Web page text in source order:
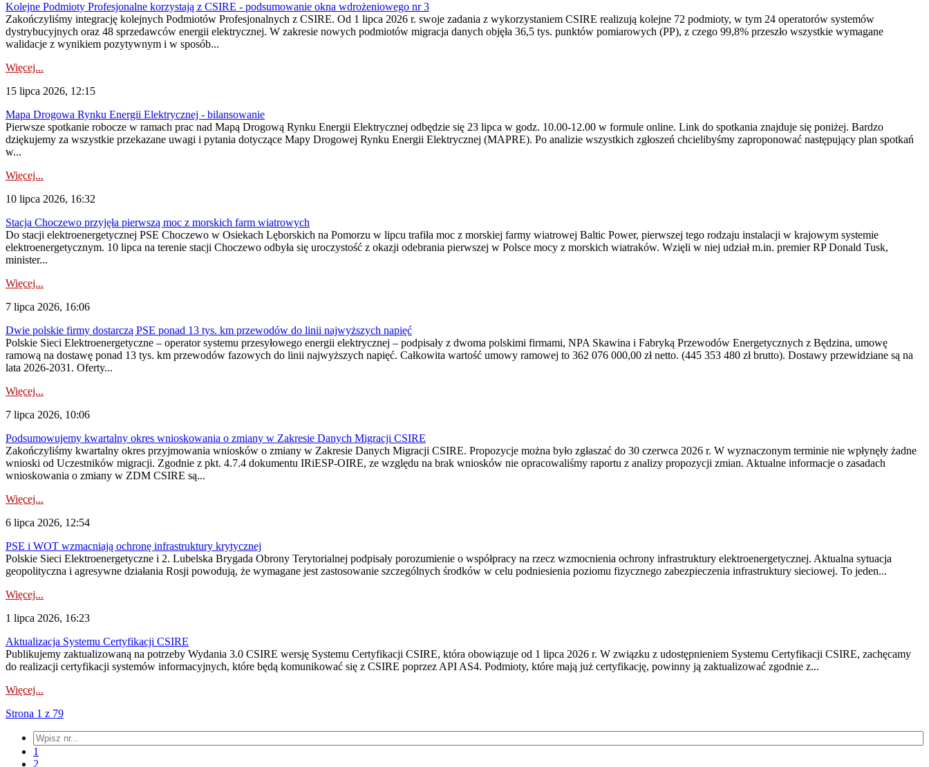
Kolejne Podmioty Profesjonalne korzystają z CSIRE - podsumowanie okna wdrożeniowego nr 3
Zakończyliśmy integrację kolejnych Podmiotów Profesjonalnych z CSIRE. Od 1 lipca 2026 r. swoje zadania z wykorzystaniem CSIRE realizują kolejne 72 podmioty, w tym 24 operatorów systemów
dystrybucyjnych oraz 48 sprzedawców energii elektrycznej. W zakresie nowych podmiotów migracja danych objęła 36,5 tys. punktów pomiarowych (PP), z czego 99,8% przeszło wszystkie wymagane
walidacje z wynikiem pozytywnym i w sposób...
Więcej...
15 lipca 2026, 12:15
Mapa Drogowa Rynku Energii Elektrycznej - bilansowanie
Pierwsze spotkanie robocze w ramach prac nad Mapą Drogową Rynku Energii Elektrycznej odbędzie się 23 lipca w godz. 10.00-12.00 w formule online. Link do spotkania znajduje się poniżej. Bardzo
dziękujemy za wszystkie przekazane uwagi i pytania dotyczące Mapy Drogowej Rynku Energii Elektrycznej (MAPRE). Po analizie wszystkich zgłoszeń chcielibyśmy zaproponować następujący plan spotkań
w...
Więcej...
10 lipca 2026, 16:32
Stacja Choczewo przyjęła pierwszą moc z morskich farm wiatrowych
Do stacji elektroenergetycznej PSE Choczewo w Osiekach Lęborskich na Pomorzu w lipcu trafiła moc z morskiej farmy wiatrowej Baltic Power, pierwszej tego rodzaju instalacji w krajowym systemie
elektroenergetycznym. 10 lipca na terenie stacji Choczewo odbyła się uroczystość z okazji odebrania pierwszej w Polsce mocy z morskich wiatraków. Wzięli w niej udział m.in. premier RP Donald Tusk,
minister...
Więcej...
7 lipca 2026, 16:06
Dwie polskie firmy dostarczą PSE ponad 13 tys. km przewodów do linii najwyższych napięć
Polskie Sieci Elektroenergetyczne – operator systemu przesyłowego energii elektrycznej – podpisały z dwoma polskimi firmami, NPA Skawina i Fabryką Przewodów Energetycznych z Będzina, umowę
ramową na dostawę ponad 13 tys. km przewodów fazowych do linii najwyższych napięć. Całkowita wartość umowy ramowej to 362 076 000,00 zł netto. (445 353 480 zł brutto). Dostawy przewidziane są na
lata 2026-2031. Oferty...
Więcej...
7 lipca 2026, 10:06
Podsumowujemy kwartalny okres wnioskowania o zmiany w Zakresie Danych Migracji CSIRE
Zakończyliśmy kwartalny okres przyjmowania wniosków o zmiany w Zakresie Danych Migracji CSIRE. Propozycje można było zgłaszać do 30 czerwca 2026 r. W wyznaczonym terminie nie wpłynęły żadne
wnioski od Uczestników migracji. Zgodnie z pkt. 4.7.4 dokumentu IRiESP-OIRE, ze względu na brak wniosków nie opracowaliśmy raportu z analizy propozycji zmian. Aktualne informacje o zasadach
wnioskowania o zmiany w ZDM CSIRE są...
Więcej...
6 lipca 2026, 12:54
PSE i WOT wzmacniają ochronę infrastruktury krytycznej
Polskie Sieci Elektroenergetyczne i 2. Lubelska Brygada Obrony Terytorialnej podpisały porozumienie o współpracy na rzecz wzmocnienia ochrony infrastruktury elektroenergetycznej. Aktualna sytuacja
geopolityczna i agresywne działania Rosji powodują, że wymagane jest zastosowanie szczególnych środków w celu podniesienia poziomu fizycznego zabezpieczenia infrastruktury sieciowej. To jeden...
Więcej...
1 lipca 2026, 16:23
Aktualizacja Systemu Certyfikacji CSIRE
Publikujemy zaktualizowaną na potrzeby Wydania 3.0 CSIRE wersję Systemu Certyfikacji CSIRE, która obowiązuje od 1 lipca 2026 r. W związku z udostępnieniem Systemu Certyfikacji CSIRE, zachęcamy
do realizacji certyfikacji systemów informacyjnych, które będą komunikować się z CSIRE poprzez API AS4. Podmioty, które mają już certyfikację, powinny ją zaktualizować zgodnie z...
Więcej...
Strona 1 z 79
1
2